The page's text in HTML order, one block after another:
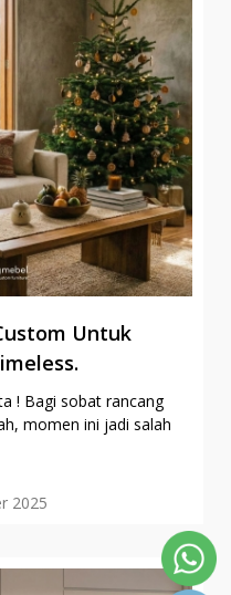
Untuk
! Bagi sobat rancang
momen ini jadi salah
2025